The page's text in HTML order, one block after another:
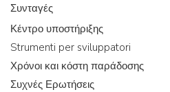
Συνταγές
Κέντρο υποστήριξης
Strumenti per sviluppatori
Χρόνοι και κόστη παράδοσης
Συχνές Ερωτήσεις